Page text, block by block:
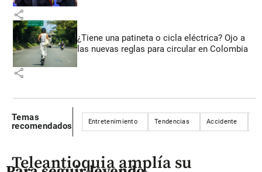
share
¿Tiene una patineta o cicla eléctrica? Ojo a
las nuevas reglas para circular en Colombia
share
Temas
recomendados
Entretenimiento Tendencias Accidente
Teleantioquia amplía su